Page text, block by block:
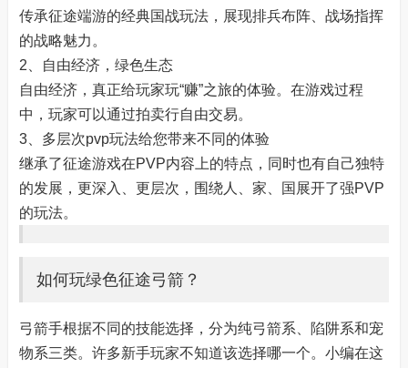
传承征途端游的经典国战玩法，展现排兵布阵、战场指挥
的战略魅力。
2、自由经济，绿色生态
自由经济，真正给玩家玩“赚”之旅的体验。在游戏过程
中，玩家可以通过拍卖行自由交易。
3、多层次pvp玩法给您带来不同的体验
继承了征途游戏在PVP内容上的特点，同时也有自己独特
的发展，更深入、更层次，围绕人、家、国展开了强PVP
的玩法。
如何玩绿色征途弓箭？
弓箭手根据不同的技能选择，分为纯弓箭系、陷阱系和宠
物系三类。许多新手玩家不知道该选择哪一个。小编在这